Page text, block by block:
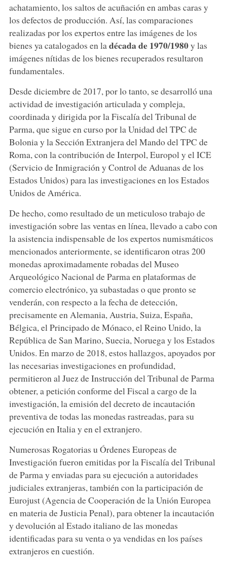
achatamiento, los saltos de acuñación en ambas caras y
los defectos de producción. Así, las comparaciones
realizadas por los expertos entre las imágenes de los
bienes ya catalogados en la década de 1970/1980y las
imágenes nítidas de los bienes recuperados resultaron
fundamentales.
Desde diciembre de 2017, por lo tanto, se desarrolló una
actividad de investigación articulada y compleja,
coordinada y dirigida por la Fiscalía del Tribunal de
Parma, que sigue en curso por la Unidad del TPC de
Bolonia y la Sección Extranjera del Mando del TPC de
Roma, con la contribución de Interpol, Europol y el ICE
(Servicio de Inmigración y Control de Aduanas de los
Estados Unidos) para las investigaciones en los Estados
Unidos de América.
De hecho, como resultado de un meticuloso trabajo de
investigación sobre las ventas en línea, llevado a cabo con
la asistencia indispensable de los expertos numismáticos
mencionados anteriormente, se identificaron otras 200
monedas aproximadamente robadas del Museo
Arqueológico Nacional de Parma en plataformas de
comercio electrónico, ya subastadas o que pronto se
venderán, con respecto a la fecha de detección,
precisamente en Alemania, Austria, Suiza, España,
Bélgica, el Principado de Mónaco, el Reino Unido, la
República de San Marino, Suecia, Noruega y los Estados
Unidos. En marzo de 2018, estos hallazgos, apoyados por
las necesarias investigaciones en profundidad,
permitieron al Juez de Instrucción del Tribunal de Parma
obtener, a petición conforme del Fiscal a cargo de la
investigación, la emisión del decreto de incautación
preventiva de todas las monedas rastreadas, para su
ejecución en Italia y en el extranjero.
Numerosas Rogatorias u Órdenes Europeas de
Investigación fueron emitidas por la Fiscalía del Tribunal
de Parma y enviadas para su ejecución a autoridades
judiciales extranjeras, también con la participación de
Eurojust (Agencia de Cooperación de la Unión Europea
en materia de Justicia Penal), para obtener la incautación
y devolución al Estado italiano de las monedas
identificadas para su venta o ya vendidas en los países
extranjeros en cuestión.